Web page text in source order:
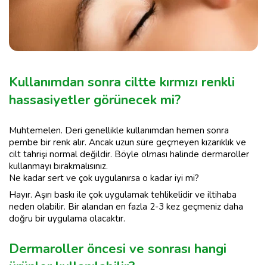
Kullanımdan sonra ciltte kırmızı renkli
hassasiyetler görünecek mi?
Muhtemelen. Deri genellikle kullanımdan hemen sonra
pembe bir renk alır. Ancak uzun süre geçmeyen kızarıklık ve
cilt tahrişi normal değildir. Böyle olması halinde dermaroller
kullanmayı bırakmalısınız.
Ne kadar sert ve çok uygulanırsa o kadar iyi mi?
Hayır. Aşırı baskı ile çok uygulamak tehlikelidir ve iltihaba
neden olabilir. Bir alandan en fazla 2-3 kez geçmeniz daha
doğru bir uygulama olacaktır.
Dermaroller öncesi ve sonrası hangi